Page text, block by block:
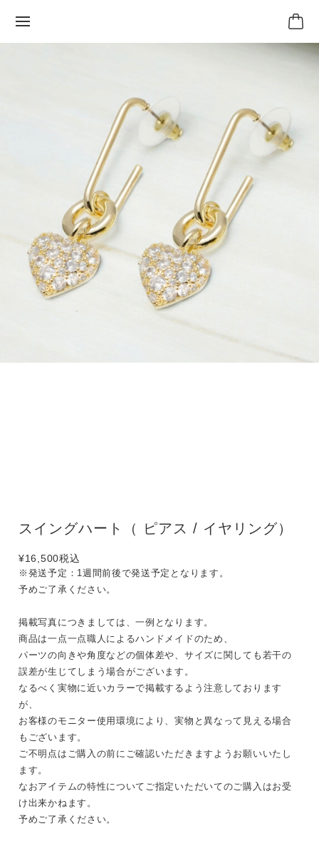
スイングハート（ ピアス / イヤリング）
¥16,500税込
※発送予定：1週間前後で発送予定となります。
予めご了承ください。
掲載写真につきましては、一例となります。
商品は一点一点職人によるハンドメイドのため、
パーツの向きや角度などの個体差や、サイズに関しても若干の
誤差が生じてしまう場合がございます。
なるべく実物に近いカラーで掲載するよう注意しております
が、
お客様のモニター使用環境により、実物と異なって見える場合
もございます。
ご不明点はご購入の前にご確認いただきますようお願いいたし
ます。
なおアイテムの特性についてご指定いただいてのご購入はお受
け出来かねます。
予めご了承ください。